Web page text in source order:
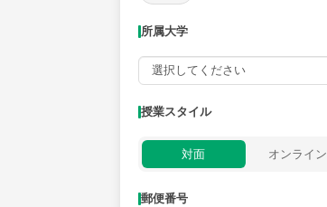
所属大学
授業スタイル
対面 オンライン
郵便番号
授業可能日
月曜日 火曜日